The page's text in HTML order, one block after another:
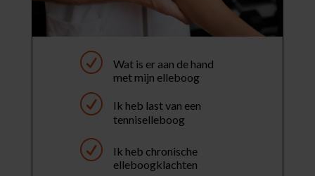
R
Wat is er aan de hand
met mijn elleboog
R
Ik heb last van een
tenniselleboog
R
Ik heb chronische
elleboogklachten